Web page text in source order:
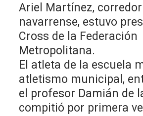
Ariel Martínez, corredor
navarrense, estuvo
Cross de la Federación
Metropolitana.
El atleta de la escuela
atletismo municipal,
el profesor Damián de
compitió por primera